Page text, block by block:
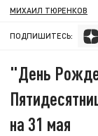
МИХАИЛ ТЮРЕНКОВ
ПОДПИШИТЕСЬ:
"День
на 31 мая